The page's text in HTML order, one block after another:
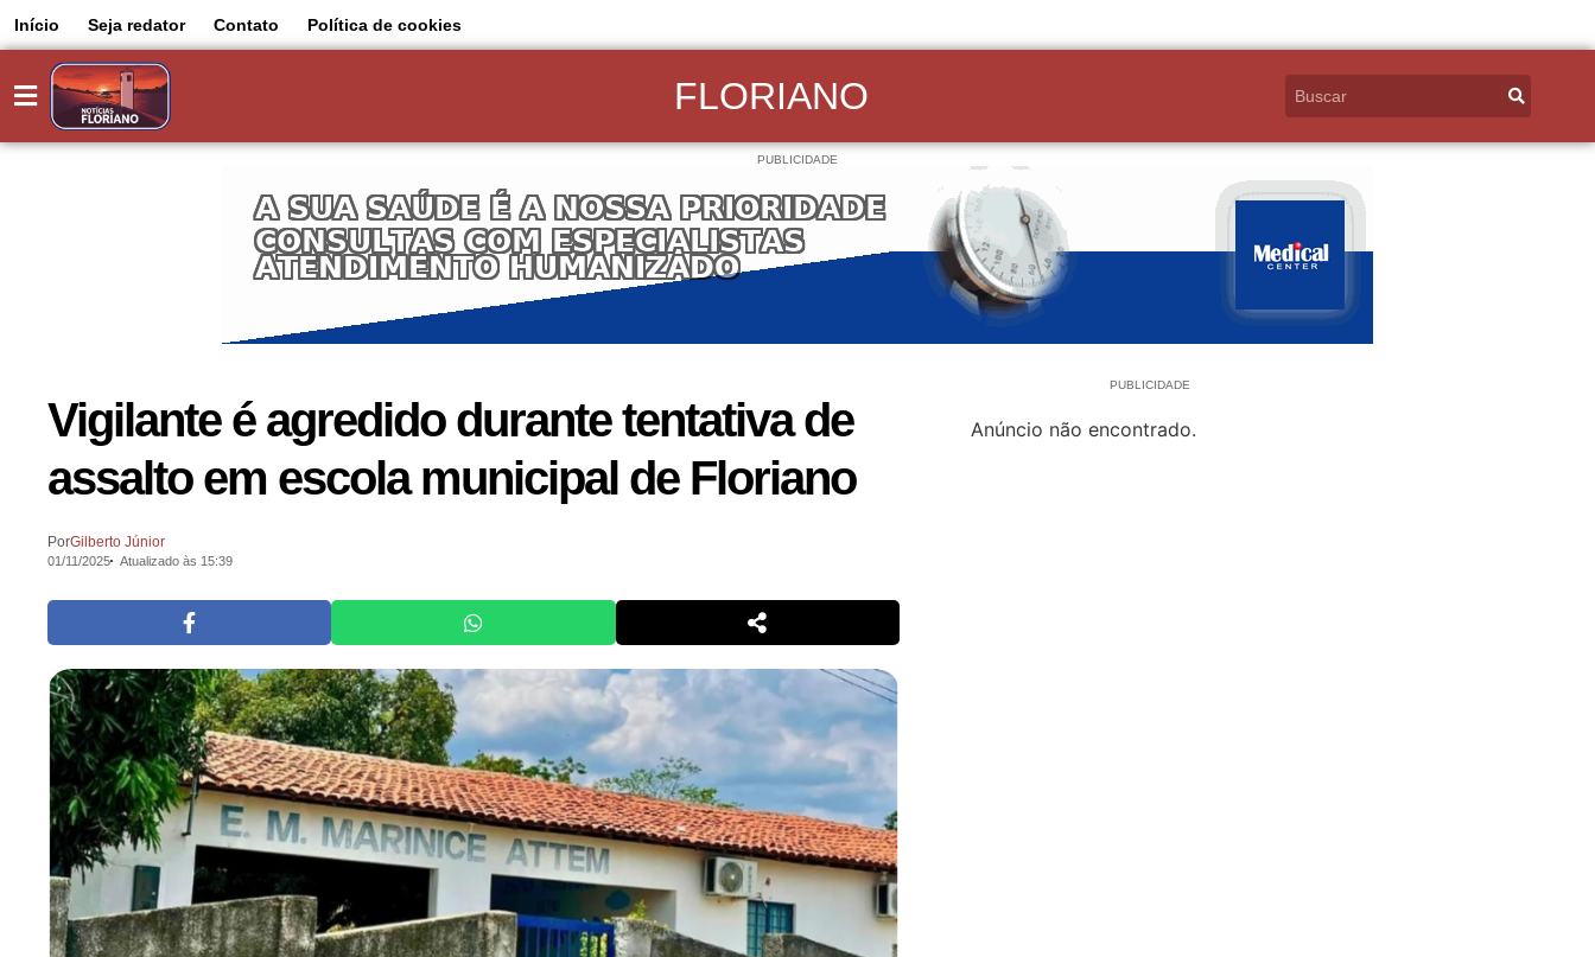
Início Seja redator Contato Política de cookies
FLORIANO
PUBLICIDADE
Vigilante é agredido durante tentativa de
assalto em escola municipal de Floriano
PorGilberto Júnior
01/11/2025 Atualizado às 15:39
PUBLICIDADE
Anúncio não encontrado.